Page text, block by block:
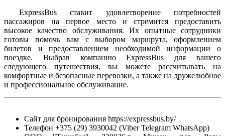
ExpressBus ставит удовлетворение потребностей
пассажиров на первое место и стремится предоставить
высокое качество обслуживания. Их опытные сотрудники
готовы помочь вам с выбором маршрута, оформлением
билетов и предоставлением необходимой информации о
поездке. Выбрав компанию ExpressBus для вашего
следующего путешествия, вы можете рассчитывать на
комфортные и безопасные перевозки, а также на дружелюбное
и профессиональное обслуживание.
Сайт для бронирования https://expressbus.by/
Телефон +375 (29) 3930042 (Viber Telegram WhatsApp)